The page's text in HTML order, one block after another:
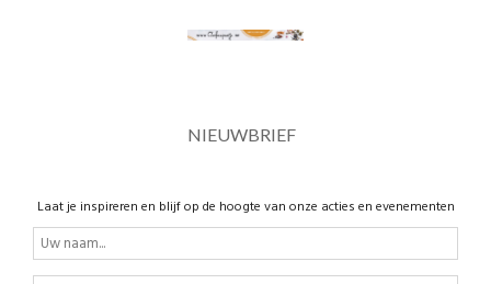
NIEUWBRIEF
Laat je inspireren en blijf op de hoogte van onze acties en evenementen